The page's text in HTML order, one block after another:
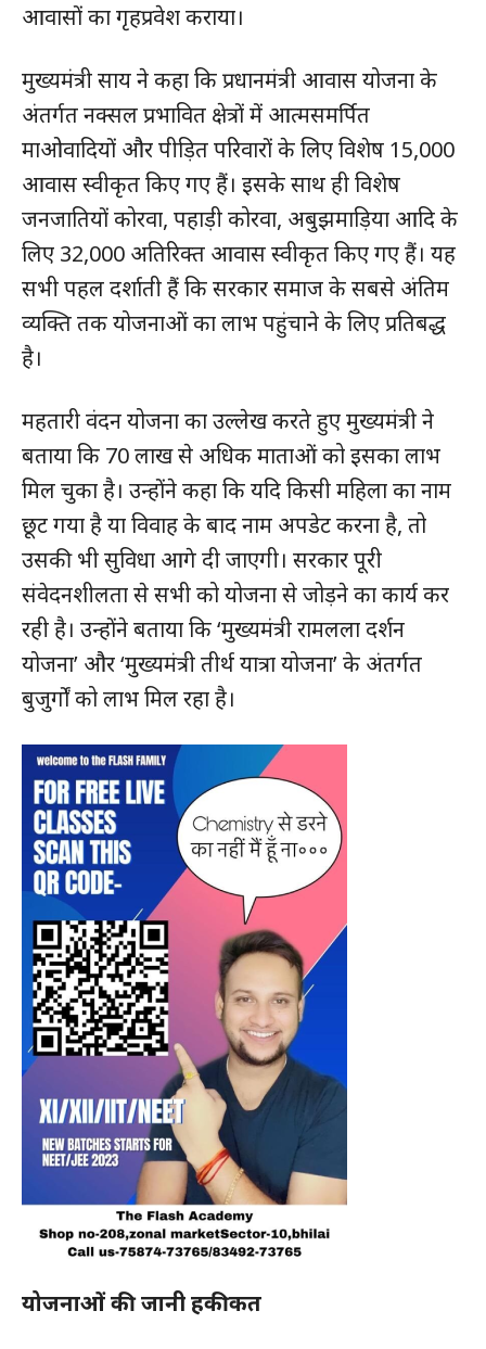
हमसे जुड़े
क्विक लिंक्स
मुख्य पेज
हमारे बारे में
संपर्क करें
आवासों का गृहप्रवेश कराया।
मुख्यमंत्री साय ने कहा कि प्रधानमंत्री आवास योजना के
अंतर्गत नक्सल प्रभावित क्षेत्रों में आत्मसमर्पित
माओवादियों और पीड़ित परिवारों के लिए विशेष 15,000
आवास स्वीकृत किए गए हैं। इसके साथ ही विशेष
जनजातियों कोरवा, पहाड़ी कोरवा, अबुझमाड़िया आदि के
लिए 32,000 अतिरिक्त आवास स्वीकृत किए गए हैं। यह
सभी पहल दर्शाती हैं कि सरकार समाज के सबसे अंतिम
व्यक्ति तक योजनाओं का लाभ पहुंचाने के लिए प्रतिबद्ध
है।
महतारी वंदन योजना का उल्लेख करते हुए मुख्यमंत्री ने
बताया कि 70 लाख से अधिक माताओं को इसका लाभ
मिल चुका है। उन्होंने कहा कि यदि किसी महिला का नाम
छूट गया है या विवाह के बाद नाम अपडेट करना है, तो
उसकी भी सुविधा आगे दी जाएगी। सरकार पूरी
संवेदनशीलता से सभी को योजना से जोड़ने का कार्य कर
रही है। उन्होंने बताया कि ‘मुख्यमंत्री रामलला दर्शन
योजना’ और ‘मुख्यमंत्री तीर्थ यात्रा योजना’ के अंतर्गत
बुजुर्गों को लाभ मिल रहा है।
योजनाओं की जानी हकीकत